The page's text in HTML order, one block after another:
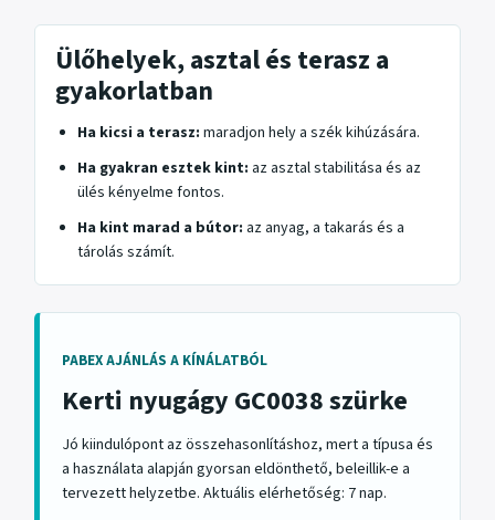
Ülőhelyek, asztal és terasz a
gyakorlatban
Ha kicsi a terasz: maradjon hely a szék kihúzására.
Ha gyakran esztek kint: az asztal stabilitása és az
ülés kényelme fontos.
Ha kint marad a bútor: az anyag, a takarás és a
tárolás számít.
PABEX AJÁNLÁS A KÍNÁLATBÓL
Kerti nyugágy GC0038 szürke
Jó kiindulópont az összehasonlításhoz, mert a típusa és
a használata alapján gyorsan eldönthető, beleillik-e a
tervezett helyzetbe. Aktuális elérhetőség: 7 nap.